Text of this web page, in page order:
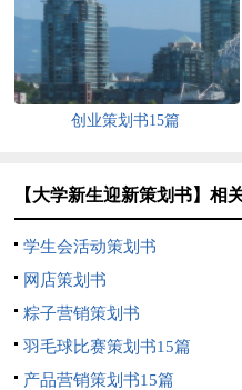
创业策划书15篇
【大学新生迎新策划书】相
学生会活动策划书
网店策划书
粽子营销策划书
羽毛球比赛策划书15篇
产品营销策划书15篇